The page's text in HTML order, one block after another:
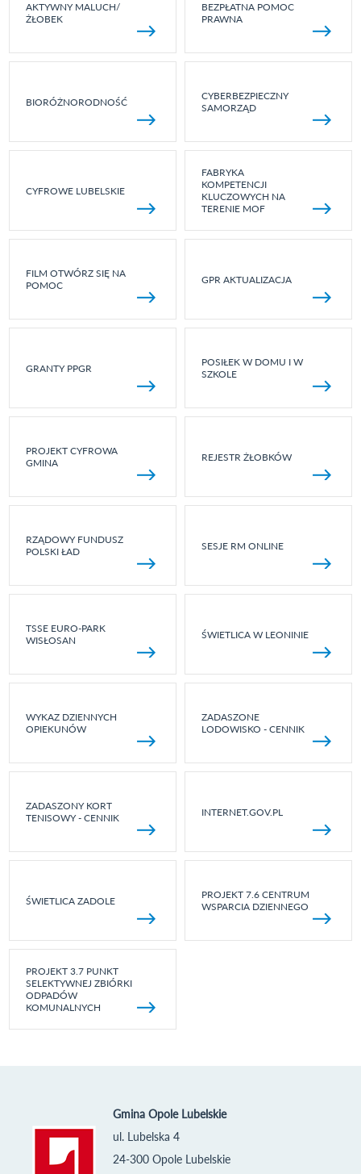
AKTYWNY MALUCH/
ŻŁOBEK
BEZPŁATNA POMOC
PRAWNA
BIORÓŻNORODNOŚĆ
CYBERBEZPIECZNY
SAMORZĄD
CYFROWE LUBELSKIE
FABRYKA
KOMPETENCJI
KLUCZOWYCH NA
TERENIE MOF
FILM OTWÓRZ SIĘ NA
POMOC
GPR AKTUALIZACJA
GRANTY PPGR
POSIŁEK W DOMU I W
SZKOLE
PROJEKT CYFROWA
GMINA
REJESTR ŻŁOBKÓW
RZĄDOWY FUNDUSZ
POLSKI ŁAD
SESJE RM ONLINE
TSSE EURO-PARK
WISŁOSAN
ŚWIETLICA W LEONINIE
WYKAZ DZIENNYCH
OPIEKUNÓW
ZADASZONE
LODOWISKO - CENNIK
ZADASZONY KORT
TENISOWY - CENNIK
INTERNET.GOV.PL
ŚWIETLICA ZADOLE
PROJEKT 7.6 CENTRUM
WSPARCIA DZIENNEGO
PROJEKT 3.7 PUNKT
SELEKTYWNEJ ZBIÓRKI
ODPADÓW
KOMUNALNYCH
Gmina Opole Lubelskie
ul. Lubelska 4
24-300 Opole Lubelskie